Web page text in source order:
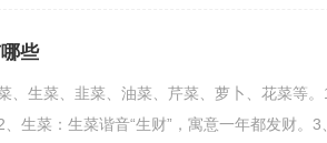
些
、生菜、韭菜、油菜、芹菜、萝卜、花菜等
生菜：生菜谐音“生财”，寓意一年都发财。3